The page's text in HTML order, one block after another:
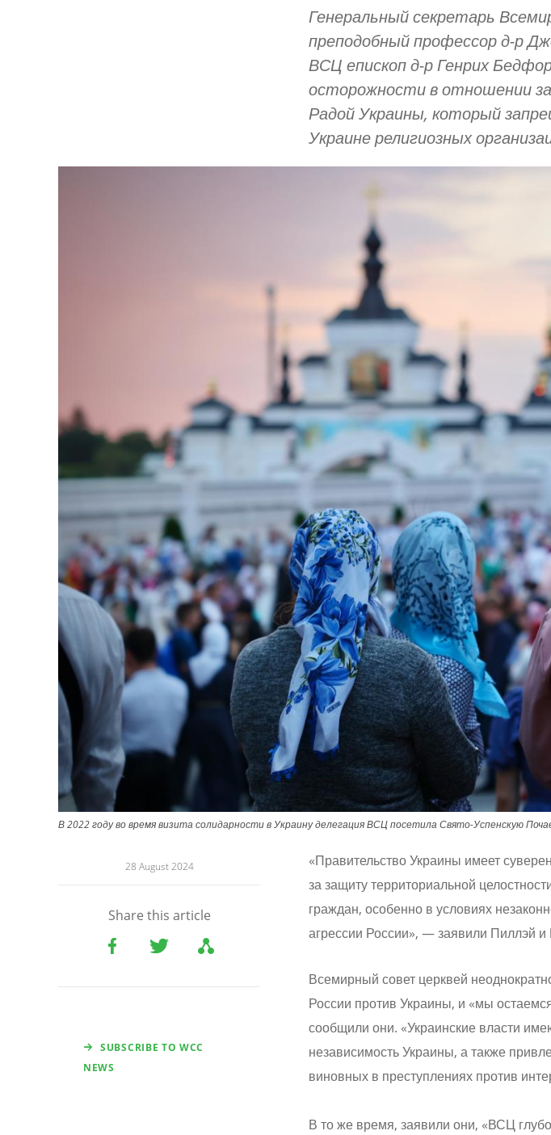
Генеральный секретарь
преподобный профессор д-р
ВСЦ епископ д-р Генрих
осторожности в отношении
Радой Украины, который
Украине религиозных
В 2022 году во время визита солидарности в Украину делегация ВСЦ посетила Свято-Успенскую
28 August 2024
Share this article
SUBSCRIBE TO WCC
NEWS
«Правительство Украины имеет
за защиту территориальной
граждан, особенно в условиях
агрессии России», — заявили Пиллэй
Всемирный совет церквей
России против Украины, и «мы
сообщили они. «Украинские власти
независимость Украины, а также
виновных в преступлениях против
В то же время, заявили они, «ВСЦ